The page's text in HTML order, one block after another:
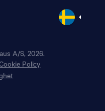
A/S, 2026.
Policy